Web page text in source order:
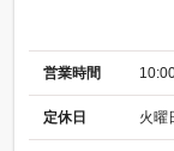
営業時間
定休日 火曜